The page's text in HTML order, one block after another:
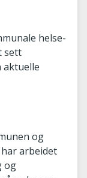
helse-
sett
aktuelle
og
arbeidet
og